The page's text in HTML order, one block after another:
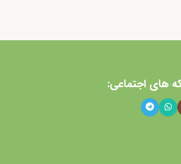
های اجتماعی: